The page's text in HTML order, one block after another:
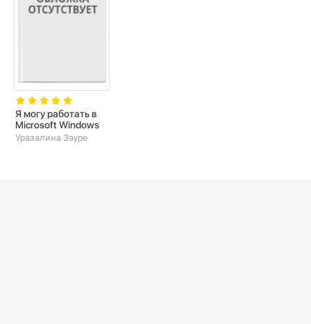
Я могу работать в
Microsoft Windows
Уразалина Зауре